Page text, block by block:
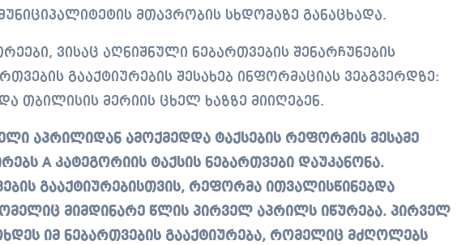
მთავრობის სხდომაზე განაცხადა.
ვისაც აღნიშნული ნებართვების შენარჩუნების
გააქტიურების შესახებ ინფორმაციას ვებგვერდზე:
და თბილისის მერიის ცხელ ხაზზე მიიღებენ.
აპრილიდან ამოქმედდა ტაქსების რეფორმის მესამე
A კატეგორიის ტაქსის ნებართვები დაუკანონა.
გააქტიურებისთვის, რეფორმა ითვალისწინებდა
მიმდინარე წლის პირველ აპრილს იწურება. პირველ
იმ ნებართვების გააქტიურება, რომელიც მძღოლებს